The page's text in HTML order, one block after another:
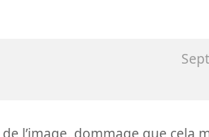
l’image, dommage que cela